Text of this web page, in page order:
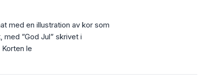
med en illustration av kor som
”God Jul” skrivet i
le